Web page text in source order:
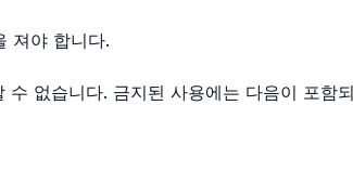
져야 합니다.
없습니다. 금지된 사용에는 다음이 포함